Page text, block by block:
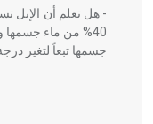
- هل تعلم أن الإبل
40% من ماء جسمها
جسمها تبعاً لتغير